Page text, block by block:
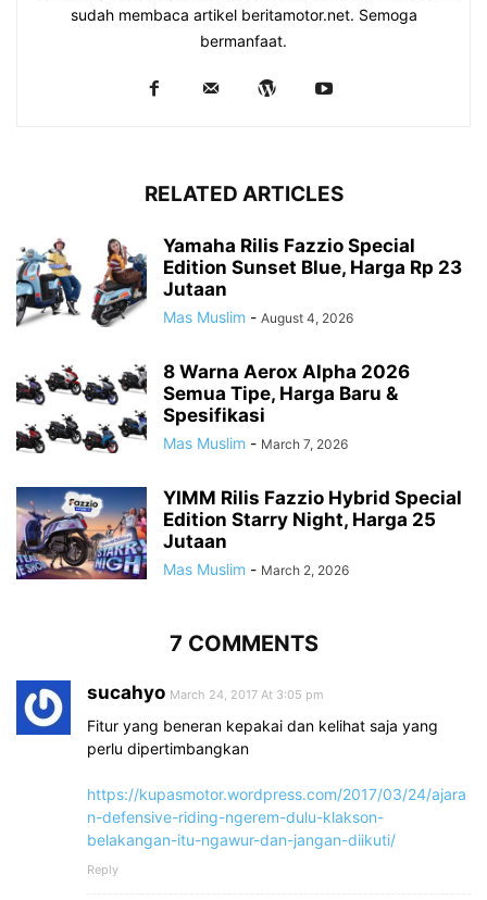
sudah membaca artikel beritamotor.net. Semoga
bermanfaat.
RELATED ARTICLES
Yamaha Rilis Fazzio Special
Edition Sunset Blue, Harga Rp 23
Jutaan
Mas Muslim - August 4, 2026
8 Warna Aerox Alpha 2026
Semua Tipe, Harga Baru &
Spesifikasi
Mas Muslim - March 7, 2026
YIMM Rilis Fazzio Hybrid Special
Edition Starry Night, Harga 25
Jutaan
Mas Muslim - March 2, 2026
7 COMMENTS
sucahyo March 24, 2017 At 3:05 pm
Fitur yang beneran kepakai dan kelihat saja yang
perlu dipertimbangkan
https://kupasmotor.wordpress.com/2017/03/24/ajara
n-defensive-riding-ngerem-dulu-klakson-
belakangan-itu-ngawur-dan-jangan-diikuti/
Reply